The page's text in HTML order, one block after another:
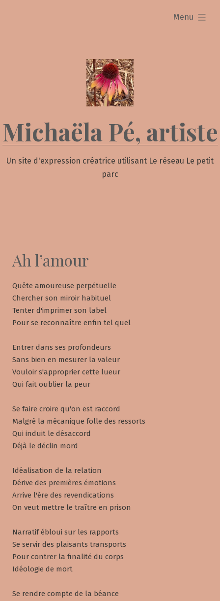
Michaëla Pé, artiste
Un site d'expression créatrice utilisant Le réseau Le petit
parc
Menu
expanded
Ah l’amour
Quête amoureuse perpétuelle
Chercher son miroir habituel
Tenter d'imprimer son label
Pour se reconnaître enfin tel quel
Entrer dans ses profondeurs
Sans bien en mesurer la valeur
Vouloir s'approprier cette lueur
Qui fait oublier la peur
Se faire croire qu'on est raccord
Malgré la mécanique folle des ressorts
Qui induit le désaccord
Déjà le déclin mord
Idéalisation de la relation
Dérive des premières émotions
Arrive l'ère des revendications
On veut mettre le traître en prison
Narratif ébloui sur les rapports
Se servir des plaisants transports
Pour contrer la finalité du corps
Idéologie de mort
Se rendre compte de la béance